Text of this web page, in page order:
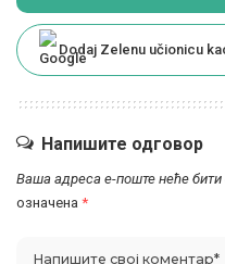
Dodaj Zelenu učionicu
Напишите одговор
Ваша адреса е-поште неће бити
означена *